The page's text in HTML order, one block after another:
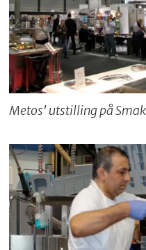
Metos' utstilling på